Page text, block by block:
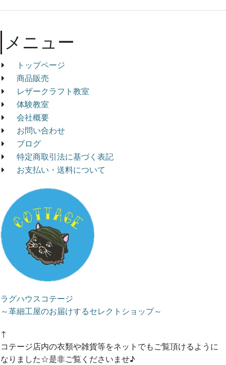
メニュー
トップページ
商品販売
レザークラフト教室
体験教室
会社概要
お問い合わせ
ブログ
特定商取引法に基づく表記
お支払い・送料について
ラグハウスコテージ
～革細工屋のお届けするセレクトショップ～
↑
コテージ店内の衣類や雑貨等をネットでもご覧頂けるように
なりました☆是非ご覧くださいませ♪